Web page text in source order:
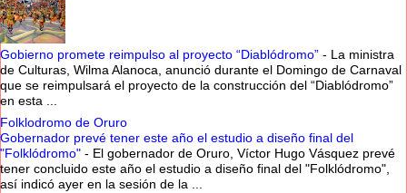
Gobierno promete reimpulso al proyecto “Diablódromo” - La ministra
de Culturas, Wilma Alanoca, anunció durante el Domingo de Carnaval
que se reimpulsará el proyecto de la construcción del “Diablódromo”
en esta ...
Folklodromo de Oruro
Gobernador prevé tener este año el estudio a diseño final del
"Folklódromo" - El gobernador de Oruro, Víctor Hugo Vásquez prevé
tener concluido este año el estudio a diseño final del "Folklódromo",
así indicó ayer en la sesión de la ...